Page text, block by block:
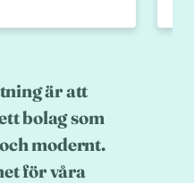
är att
bolag som
modernt.
för våra